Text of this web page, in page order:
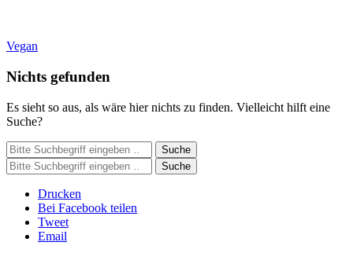
Vegan
Nichts gefunden
Es sieht so aus, als wäre hier nichts zu finden. Vielleicht hilft eine
Suche?
Suche
Suche
Drucken
Bei Facebook teilen
Tweet
Email